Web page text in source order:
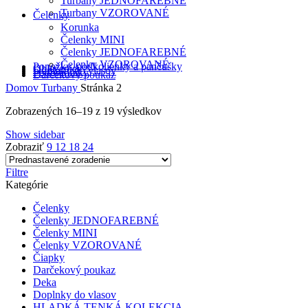
Turbany VZOROVANÉ
Čelenky
Korunka
Čelenky MINI
Čelenky JEDNOFAREBNÉ
Čelenky VZOROVANÉ
Ponožky, podkolienky a pančušky
Oblečenie
Doplnky do vlasov
Podbradníky
Darčekový poukaz
Domov Turbany Stránka 2
Zobrazených 16–19 z 19 výsledkov
Show sidebar
Zobraziť 9 12 18 24
Filtre
Kategórie
Čelenky
Čelenky JEDNOFAREBNÉ
Čelenky MINI
Čelenky VZOROVANÉ
Čiapky
Darčekový poukaz
Deka
Doplnky do vlasov